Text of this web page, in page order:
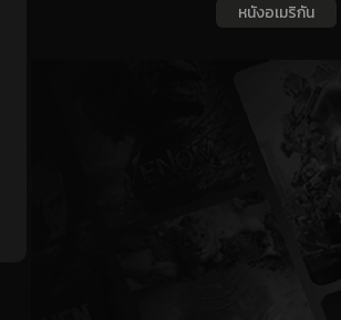
หนังอเมริกัน